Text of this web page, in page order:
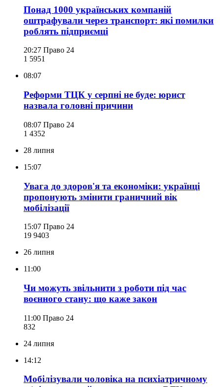
Понад 1000 українських компаній
оштрафували через транспорт: які помилки
роблять підприємці
20:27 Право 24
1 5951
08:07
Реформи ТЦК у серпні не буде: юрист
назвала головні причини
08:07 Право 24
1 4352
28 липня
15:07
Увага до здоров'я та економіки: українці
пропонують змінити граничний вік
мобілізації
15:07 Право 24
19 9403
26 липня
11:00
Чи можуть звільнити з роботи під час
воєнного стану: що каже закон
11:00 Право 24
832
24 липня
14:12
Мобілізували чоловіка на психіатричному